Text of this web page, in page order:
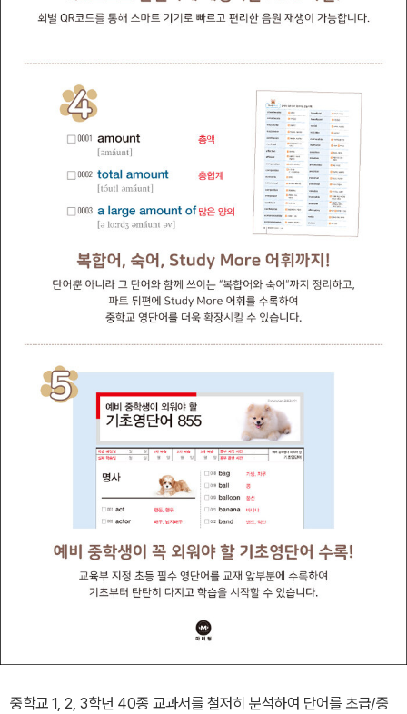
중학교 1, 2, 3학년 40종 교과서를 철저히 분석하여 단어를 초급/중